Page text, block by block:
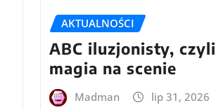
AKTUALNOŚCI
ABC iluzjonisty, czyli
magia na scenie
Madman lip 31, 2026